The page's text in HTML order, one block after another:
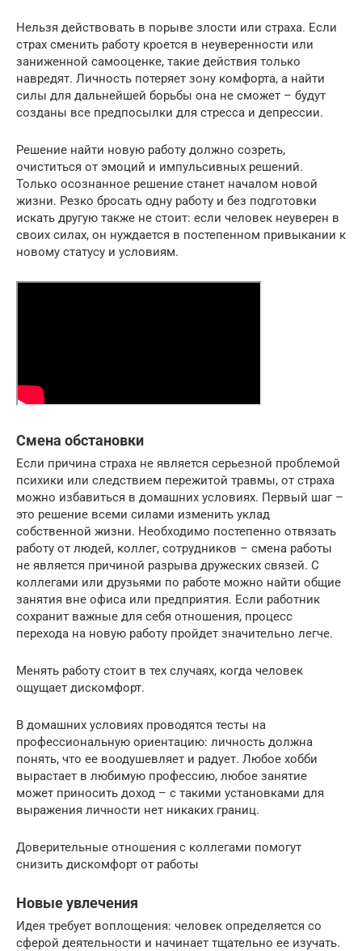
Нельзя действовать в порыве злости или страха. Если
страх сменить работу кроется в неуверенности или
заниженной самооценке, такие действия только
навредят. Личность потеряет зону комфорта, а найти
силы для дальнейшей борьбы она не сможет – будут
созданы все предпосылки для стресса и депрессии.
Решение найти новую работу должно созреть,
очиститься от эмоций и импульсивных решений.
Только осознанное решение станет началом новой
жизни. Резко бросать одну работу и без подготовки
искать другую также не стоит: если человек неуверен в
своих силах, он нуждается в постепенном привыкании к
новому статусу и условиям.
Смена обстановки
Если причина страха не является серьезной проблемой
психики или следствием пережитой травмы, от страха
можно избавиться в домашних условиях. Первый шаг –
это решение всеми силами изменить уклад
собственной жизни. Необходимо постепенно отвязать
работу от людей, коллег, сотрудников – смена работы
не является причиной разрыва дружеских связей. С
коллегами или друзьями по работе можно найти общие
занятия вне офиса или предприятия. Если работник
сохранит важные для себя отношения, процесс
перехода на новую работу пройдет значительно легче.
Менять работу стоит в тех случаях, когда человек
ощущает дискомфорт.
В домашних условиях проводятся тесты на
профессиональную ориентацию: личность должна
понять, что ее воодушевляет и радует. Любое хобби
вырастает в любимую профессию, любое занятие
может приносить доход – с такими установками для
выражения личности нет никаких границ.
Доверительные отношения с коллегами помогут
снизить дискомфорт от работы
Новые увлечения
Идея требует воплощения: человек определяется со
сферой деятельности и начинает тщательно ее изучать.